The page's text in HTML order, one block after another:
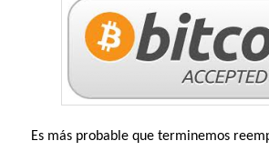
Es más probable que terminemos